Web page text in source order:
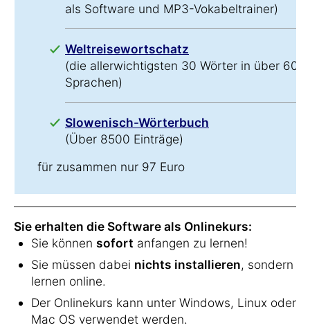
als Software und MP3-Vokabeltrainer)
Weltreisewortschatz
(die allerwichtigsten 30 Wörter in über 60
Sprachen)
Slowenisch-Wörterbuch
(Über 8500 Einträge)
für zusammen nur 97 Euro
Sie erhalten die Software als Onlinekurs:
Sie können sofort anfangen zu lernen!
Sie müssen dabei nichts installieren, sondern
lernen online.
Der Onlinekurs kann unter Windows, Linux oder
Mac OS verwendet werden.